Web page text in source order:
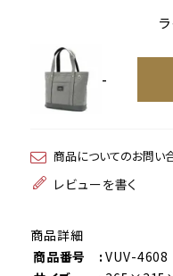
-
商品についてのお問い
レビューを書く
商品詳細
商品番号 : VUV-4608